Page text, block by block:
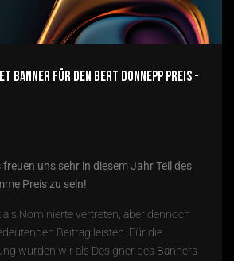
Banner für den Bert Donnepp Preis -
uns sehr in diesem Jahr Teil des
Preis zu sein!
Nominierte vertreten, aber dennoch
Beitrag leisten. Für die
wurden wir als Designer des Banners